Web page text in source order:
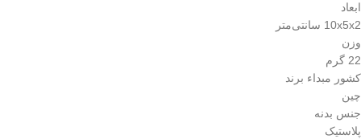
ابعاد
10x5x2 سانتی‌متر
وزن
22 گرم
کشور مبداء برند
چین
جنس بدنه
پلاستیک